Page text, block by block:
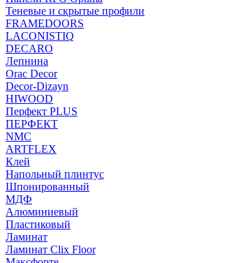
Теневые и скрытые профили
FRAMEDOORS
LACONISTIQ
DECARO
Лепнина
Orac Decor
Decor-Dizayn
HIWOOD
Перфект PLUS
ПЕРФЕКТ
NMC
ARTFLEX
Клей
Напольный плинтус
Шпонированный
МДФ
Алюминиевый
Пластиковый
Ламинат
Ламинат Clix Floor